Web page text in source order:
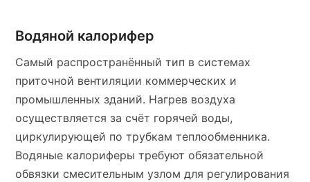
Водяной калорифер
Самый распространённый тип в системах
приточной вентиляции коммерческих и
промышленных зданий. Нагрев воздуха
осуществляется за счёт горячей воды,
циркулирующей по трубкам теплообменника.
Водяные калориферы требуют обязательной
обвязки смесительным узлом для регулирования